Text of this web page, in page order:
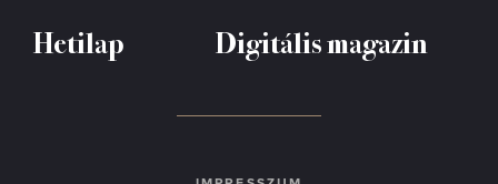
Hetilap Digitális magazin